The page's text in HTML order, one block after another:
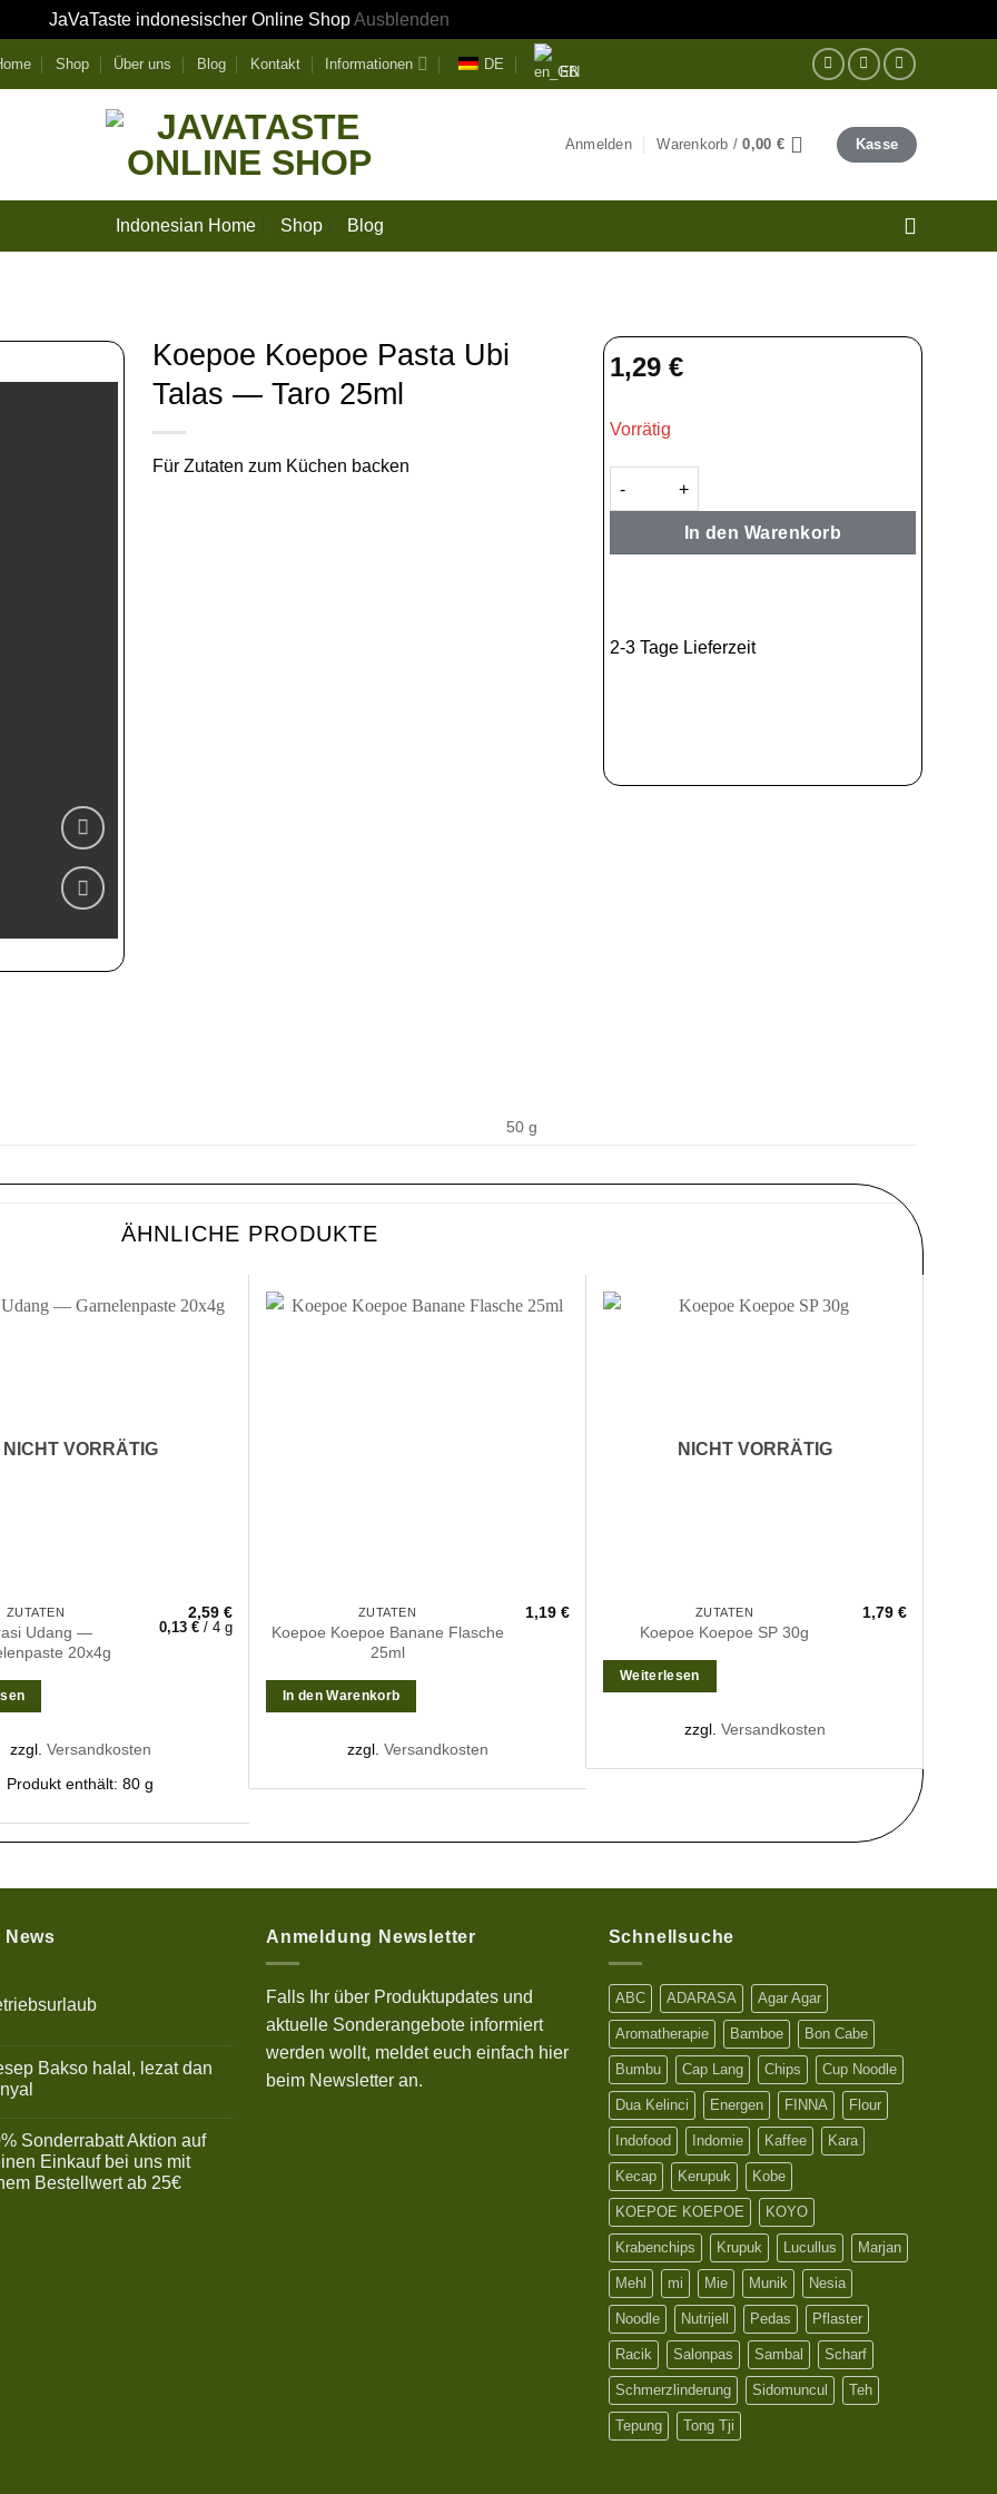
JaVaTaste indonesischer Online ShopAusblenden
Shop Über uns Blog Kontakt Informationen DE EN
Anmelden Warenkorb /0,00 € Kasse
Indonesian Home Shop Blog
hinzufügen
Koepoe Koepoe Pasta Ubi
Talas — Taro 25ml
Für Zutaten zum Küchen backen
1,29 €
Vorrätig
In den Warenkorb
2-3 Tage Lieferzeit
50 g
ÄHNLICHE PRODUKTE
NICHT VORRÄTIG
ZUTATEN
Udang —
20x4g
2,59 €
0,13 € / 4 g
zzgl. Versandkosten
Produkt enthält: 80g
ZUTATEN
Koepoe Koepoe Banane Flasche
25ml
1,19€
In den Warenkorb
zzgl.Versandkosten
NICHT VORRÄTIG
ZUTATEN
Koepoe Koepoe SP 30g
1,79€
Weiterlesen
zzgl.Versandkosten
Bakso halal, lezat dan
Sonderrabatt Aktion auf
Einkauf bei uns mit
Bestellwert ab 25€
Anmeldung Newsletter
Falls Ihr über Produktupdates und
aktuelle Sonderangebote informiert
werden wollt, meldet euch einfach hier
beim Newsletter an.
Schnellsuche
ABC ADARASA Agar Agar
Aromatherapie Bamboe Bon Cabe
Bumbu Cap Lang Chips Cup Noodle
Dua Kelinci Energen FINNA Flour
Indofood Indomie Kaffee Kara
Kecap Kerupuk Kobe
KOEPOE KOEPOE KOYO
Krabenchips Krupuk Lucullus Marjan
Mehl mi Mie Munik Nesia
Noodle Nutrijell Pedas Pflaster
Racik Salonpas Sambal Scharf
Schmerzlinderung Sidomuncul Teh
Tepung Tong Tji